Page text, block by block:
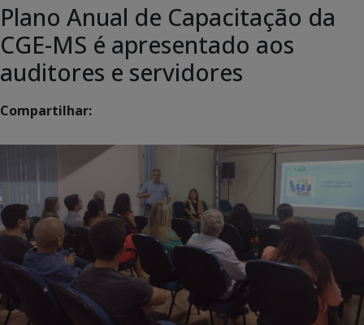
Plano Anual de Capacitação da
CGE-MS é apresentado aos
auditores e servidores
Compartilhar: